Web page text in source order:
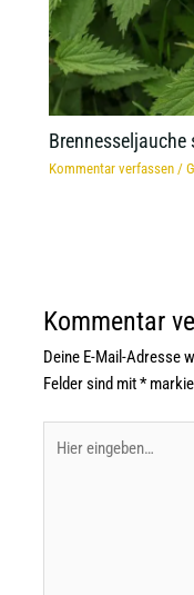
Brennesseljauche
Kommentar verfassen /
Kommentar
Deine E-Mail-Adresse
Felder sind mit*